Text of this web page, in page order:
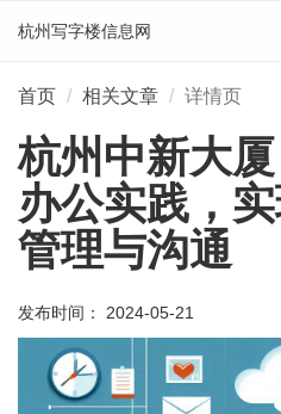
杭州写字楼信息网
首页 相关文章 详情页
杭州中新大
办公实践，
管理与沟通
发布时间： 2024-05-21